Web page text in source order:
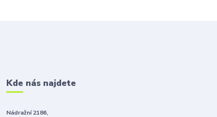
Kde nás najdete
Nádražní 2186,